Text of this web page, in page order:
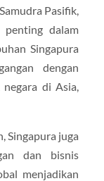
Pasifik,
dalam
Singapura
dengan
di Asia,
Singapura juga
dan bisnis
menjadikan